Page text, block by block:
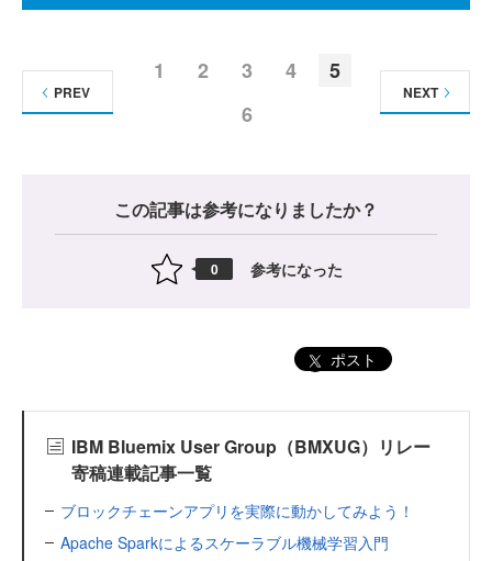
1 2 3 4
5
6
PREV NEXT
この記事は参考になりましたか？
0 参考になった
ポスト
IBM Bluemix User Group（BMXUG）リレー
寄稿連載記事一覧
ブロックチェーンアプリを実際に動かしてみよう！
Apache Sparkによるスケーラブル機械学習入門